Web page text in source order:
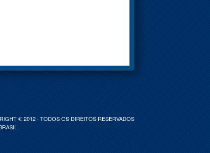
© 2012 · TODOS OS DIREITOS RESERVADOS